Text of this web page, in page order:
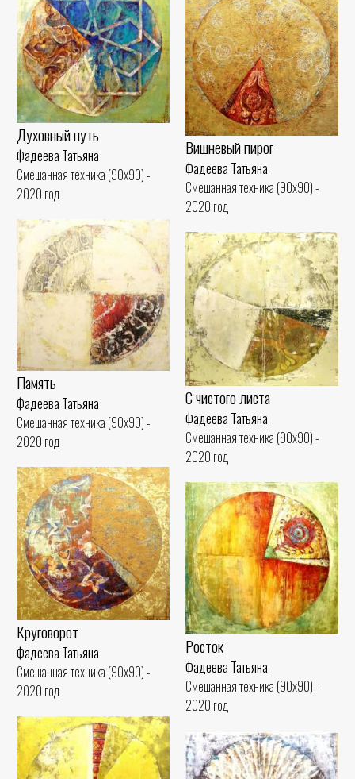
Духовный путь
Фадеева Татьяна
Смешанная техника (90x90) -
2020 год
Вишневый пирог
Фадеева Татьяна
Смешанная техника (90x90) -
2020 год
Память
Фадеева Татьяна
Смешанная техника (90x90) -
2020 год
С чистого листа
Фадеева Татьяна
Смешанная техника (90x90) -
2020 год
Круговорот
Фадеева Татьяна
Смешанная техника (90x90) -
2020 год
Росток
Фадеева Татьяна
Смешанная техника (90x90) -
2020 год